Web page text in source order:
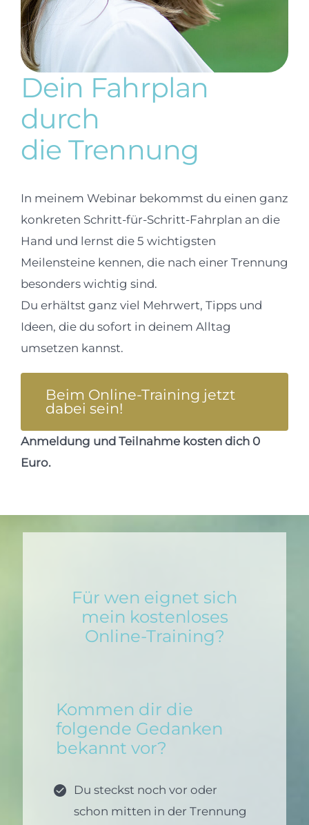
Dein Fahrplan
durch
die Trennung
In meinem Webinar bekommst du einen ganz
konkreten Schritt-für-Schritt-Fahrplan an die
Hand und lernst die 5 wichtigsten
Meilensteine kennen, die nach einer Trennung
besonders wichtig sind.
Du erhältst ganz viel Mehrwert, Tipps und
Ideen, die du sofort in deinem Alltag
umsetzen kannst.
Beim Online-Training jetzt
dabei sein!
Anmeldung und Teilnahme kosten dich 0
Euro.
Für wen eignet sich
mein kostenloses
Online-Training?
Kommen dir die
folgende Gedanken
bekannt vor?
Du steckst noch vor oder
schon mitten in der Trennung